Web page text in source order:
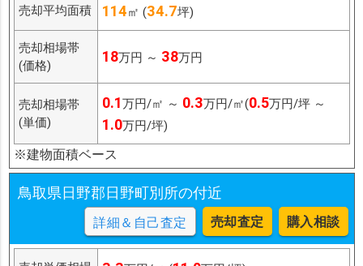
売却平均面積 114㎡ (34.7坪)
売却相場帯
(価格)
18万円 ～ 38万円
売却相場帯
(単価)
0.1万円/㎡ ～ 0.3万円/㎡(0.5万円/坪 ～
1.0万円/坪)
※建物面積ベース
鳥取県日野郡日野町別所の付近
詳細＆自己査定 売却査定 購入相談